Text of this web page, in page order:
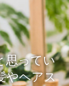
思ってい
やヘアス